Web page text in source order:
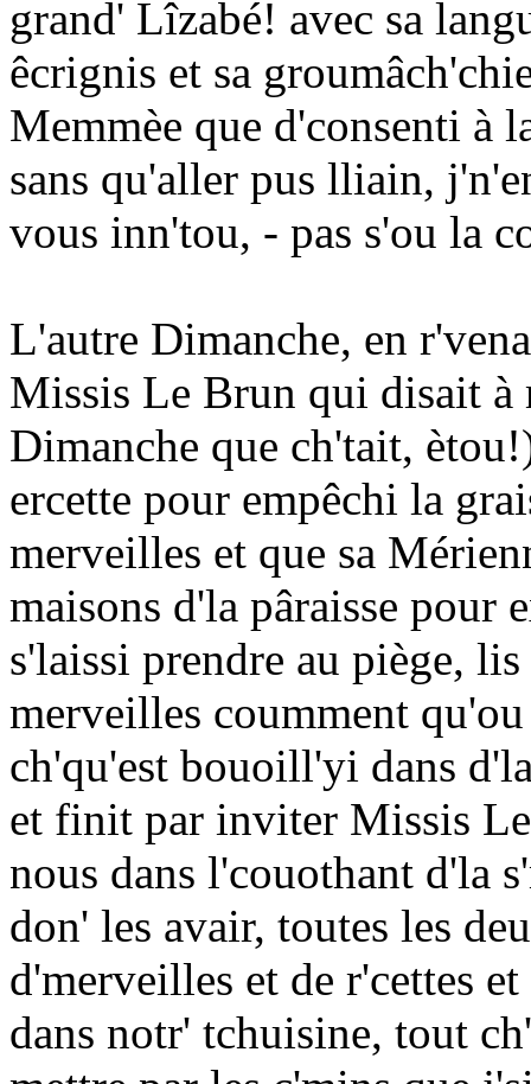
grand' Lîzabé! avec sa
êcrignis et sa
Memmèe que d'consenti à
sans qu'aller pus lliain,
vous inn'tou, - pas s'ou la
L'autre Dimanche, en
Missis Le Brun qui disait à
Dimanche que ch'tait,
ercette pour empêchi la
merveilles et que sa
maisons d'la pâraisse pour
s'laissi prendre au piège,
merveilles coumment
ch'qu'est bouoill'yi dans
et finit par inviter Missis
nous dans l'couothant d'la
don' les avair, toutes les
d'merveilles et de r'cettes
dans notr' tchuisine, tout